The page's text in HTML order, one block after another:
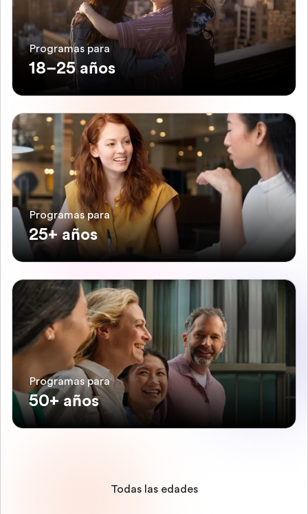
Programas para
18–25 años
Programas para
25+ años
Programas para
50+ años
Todas las edades